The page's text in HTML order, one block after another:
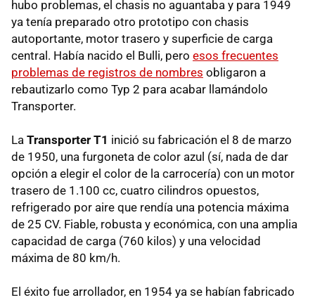
hubo problemas, el chasis no aguantaba y para 1949
ya tenía preparado otro prototipo con chasis
autoportante, motor trasero y superficie de carga
central. Había nacido el Bulli, pero esos frecuentes
problemas de registros de nombres obligaron a
rebautizarlo como Typ 2 para acabar llamándolo
Transporter.
La Transporter T1 inició su fabricación el 8 de marzo
de 1950, una furgoneta de color azul (sí, nada de dar
opción a elegir el color de la carrocería) con un motor
trasero de 1.100 cc, cuatro cilindros opuestos,
refrigerado por aire que rendía una potencia máxima
de 25 CV. Fiable, robusta y económica, con una amplia
capacidad de carga (760 kilos) y una velocidad
máxima de 80 km/h.
El éxito fue arrollador, en 1954 ya se habían fabricado